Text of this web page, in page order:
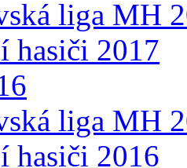
liga MH
hasiči 2017
liga MH
hasiči 2016